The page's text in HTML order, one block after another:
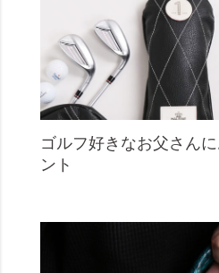
ゴルフ好きなお父さん
ント